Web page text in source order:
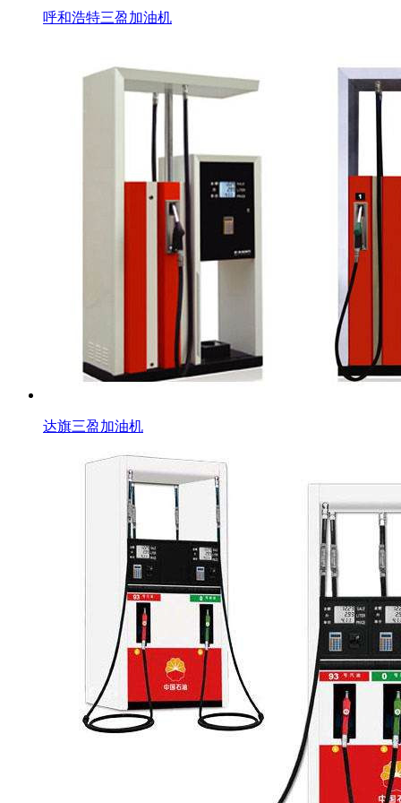
呼和浩特三盈加油机
达旗三盈加油机